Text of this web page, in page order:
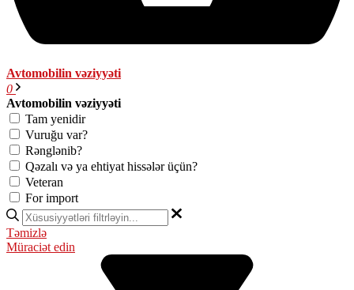
Avtomobilin vəziyyəti
0
Avtomobilin vəziyyəti
Tam yenidir
Vuruğu var?
Rənglənib?
Qəzalı və ya ehtiyat hissələr üçün?
Veteran
For import
Təmizlə
Müraciət edin